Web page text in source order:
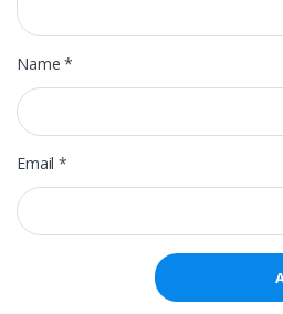
Name*
Email*